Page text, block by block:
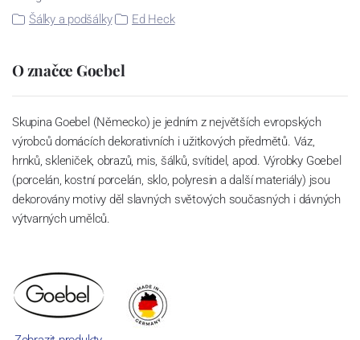
Šálky a podšálky
Ed Heck
O značce Goebel
Skupina Goebel (Německo) je jedním z největších evropských
výrobců domácích dekorativních i užitkových předmětů. Váz,
hrnků, skleniček, obrazů, mis, šálků, svítidel, apod. Výrobky Goebel
(porcelán, kostní porcelán, sklo, polyresin a další materiály) jsou
dekorovány motivy děl slavných světových současných i dávných
výtvarných umělců.